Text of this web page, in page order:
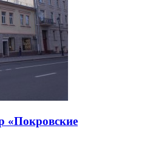
«Покровские